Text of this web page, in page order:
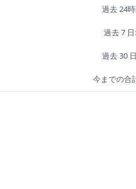
過去 24
過去 7 日:
過去 30
今までの合